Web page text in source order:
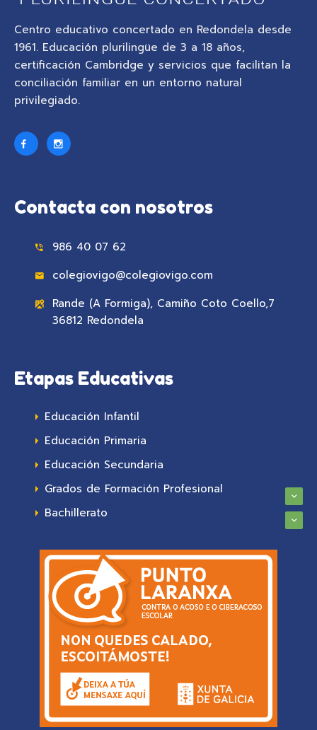
Centro educativo concertado en Redondela desde
1961. Educación plurilingüe de 3 a 18 años,
certificación Cambridge y servicios que facilitan la
conciliación familiar en un entorno natural
privilegiado.
Contacta con nosotros
986 40 07 62
colegiovigo@colegiovigo.com
Rande (A Formiga), Camiño Coto Coello,7
36812 Redondela
Etapas Educativas
Educación Infantil
Educación Primaria
Educación Secundaria
Grados de Formación Profesional
Bachillerato